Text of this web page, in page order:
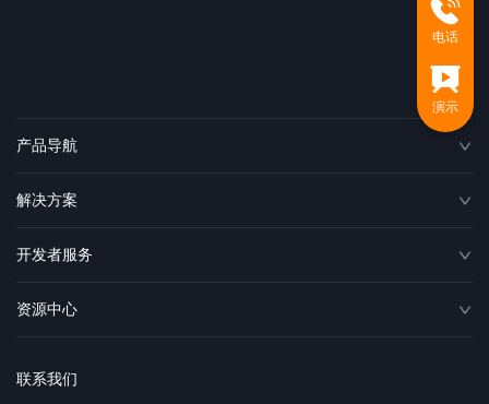
产品导航
解决方案
开发者服务
资源中心
联系我们
电话
演示